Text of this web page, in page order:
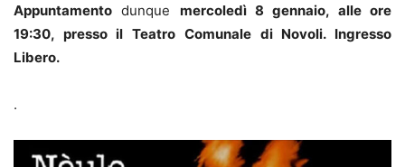
Appuntamento dunque mercoledì 8 gennaio, alle ore
19:30, presso il Teatro Comunale di Novoli. Ingresso
Libero.
.